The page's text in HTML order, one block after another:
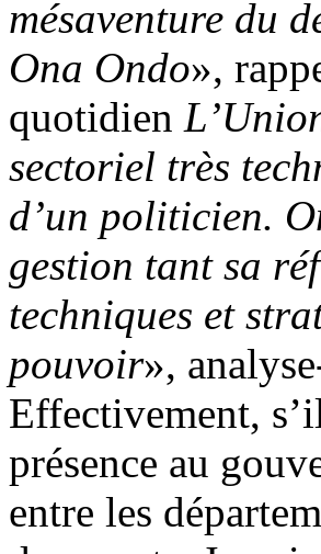
mésaventure du
Ona Ondo»,
quotidien
sectoriel très
d’un politicien.
gestion tant sa
techniques et
pouvoir»,
Effectivement,
présence au
entre les